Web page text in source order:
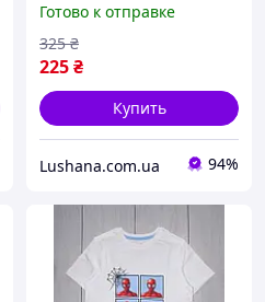
Spider man
Готово к отправке
225₴
325 ₴
Купить
Lushana.com.ua 94%